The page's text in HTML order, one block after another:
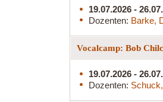
19.07.2026 -
Dozenten: Barke,
Vocalcamp: Bob
19.07.2026 -
Dozenten: